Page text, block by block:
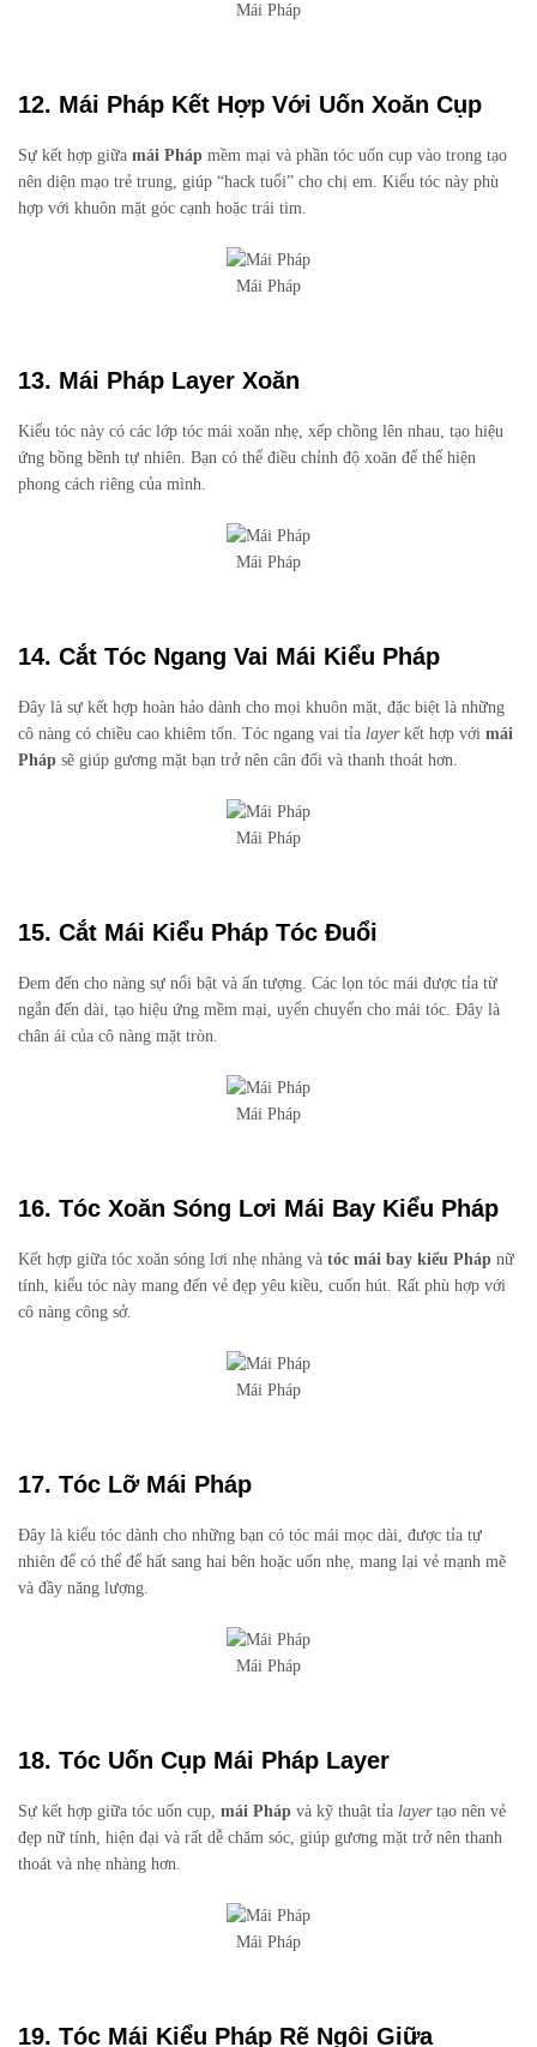
Mái Pháp
12. Mái Pháp Kết Hợp Với Uốn Xoăn Cụp
Sự kết hợp giữa mái Pháp mềm mại và phần tóc uốn cụp vào trong tạo
nên diện mạo trẻ trung, giúp “hack tuổi” cho chị em. Kiểu tóc này phù
hợp với khuôn mặt góc cạnh hoặc trái tim.
Mái Pháp
13. Mái Pháp Layer Xoăn
Kiểu tóc này có các lớp tóc mái xoăn nhẹ, xếp chồng lên nhau, tạo hiệu
ứng bồng bềnh tự nhiên. Bạn có thể điều chỉnh độ xoăn để thể hiện
phong cách riêng của mình.
Mái Pháp
14. Cắt Tóc Ngang Vai Mái Kiểu Pháp
Đây là sự kết hợp hoàn hảo dành cho mọi khuôn mặt, đặc biệt là những
cô nàng có chiều cao khiêm tốn. Tóc ngang vai tỉa layerkết hợp với mái
Pháp sẽ giúp gương mặt bạn trở nên cân đối và thanh thoát hơn.
Mái Pháp
15. Cắt Mái Kiểu Pháp Tóc Đuổi
Đem đến cho nàng sự nổi bật và ấn tượng. Các lọn tóc mái được tỉa từ
ngắn đến dài, tạo hiệu ứng mềm mại, uyển chuyển cho mái tóc. Đây là
chân ái của cô nàng mặt tròn.
Mái Pháp
16. Tóc Xoăn Sóng Lơi Mái Bay Kiểu Pháp
Kết hợp giữa tóc xoăn sóng lơi nhẹ nhàng và tóc mái bay kiểu Pháp nữ
tính, kiểu tóc này mang đến vẻ đẹp yêu kiều, cuốn hút. Rất phù hợp với
cô nàng công sở.
Mái Pháp
17. Tóc Lỡ Mái Pháp
Đây là kiểu tóc dành cho những bạn có tóc mái mọc dài, được tỉa tự
nhiên để có thể để hất sang hai bên hoặc uốn nhẹ, mang lại vẻ mạnh mẽ
và đầy năng lượng.
Mái Pháp
18. Tóc Uốn Cụp Mái Pháp Layer
Sự kết hợp giữa tóc uốn cụp, mái Pháp và kỹ thuật tỉa layertạo nên vẻ
đẹp nữ tính, hiện đại và rất dễ chăm sóc, giúp gương mặt trở nên thanh
thoát và nhẹ nhàng hơn.
Mái Pháp
19. Tóc Mái Kiểu Pháp Rẽ Ngôi Giữa